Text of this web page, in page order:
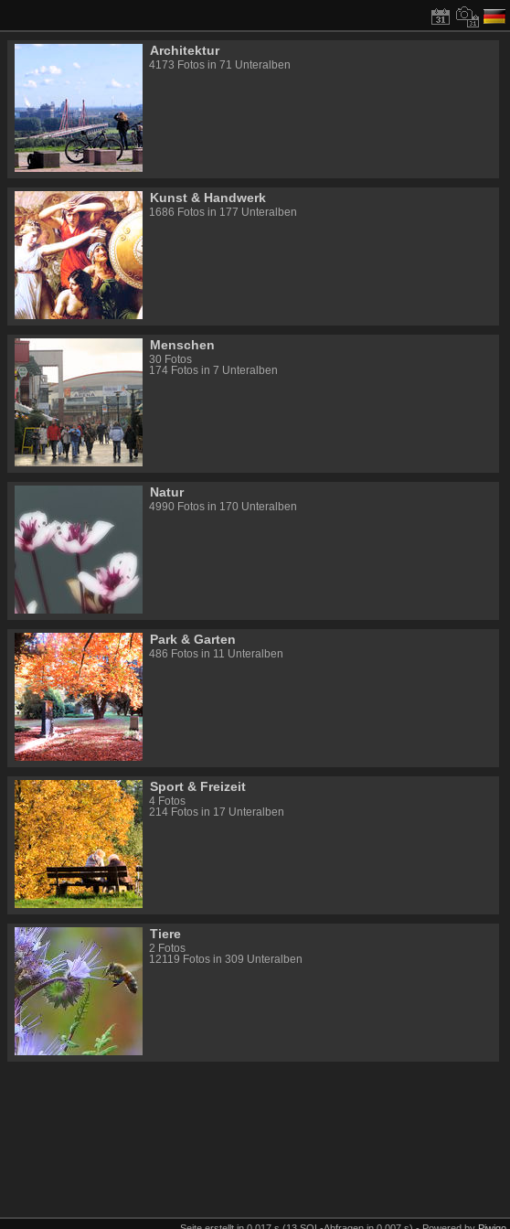
Architektur
4173 Fotos in 71 Unteralben
Kunst & Handwerk
1686 Fotos in 177 Unteralben
Menschen
30 Fotos
174 Fotos in 7 Unteralben
Natur
4990 Fotos in 170 Unteralben
Park & Garten
486 Fotos in 11 Unteralben
Sport & Freizeit
4 Fotos
214 Fotos in 17 Unteralben
Tiere
2 Fotos
12119 Fotos in 309 Unteralben